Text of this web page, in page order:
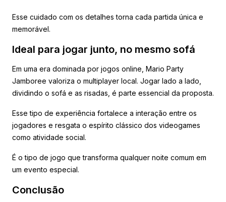
Esse cuidado com os detalhes torna cada partida única e
memorável.
Ideal para jogar junto, no mesmo sofá
Em uma era dominada por jogos online, Mario Party
Jamboree valoriza o multiplayer local. Jogar lado a lado,
dividindo o sofá e as risadas, é parte essencial da proposta.
Esse tipo de experiência fortalece a interação entre os
jogadores e resgata o espírito clássico dos videogames
como atividade social.
É o tipo de jogo que transforma qualquer noite comum em
um evento especial.
Conclusão